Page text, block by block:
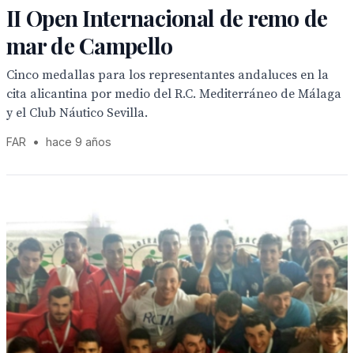
II Open Internacional de remo de
mar de Campello
Cinco medallas para los representantes andaluces en la
cita alicantina por medio del R.C. Mediterráneo de Málaga
y el Club Náutico Sevilla.
FAR • hace 9 años